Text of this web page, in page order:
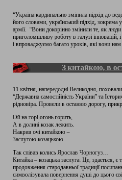
“Україна кардинально змінила підхід до
його словами, український підхід, зокрема
армії. “Вони докорінно змінили те, як
приголомшливу роботу в галузі
і впроваджуємо багато уроків, які вони
З китайкою, в
11 квітня, напередодні Великодня,
“Державна самостійність України” та
рідновіра. Провели в останню дорогу,
Ой на горі огонь горить,
А в долині козак лежить.
Накрив очі китайкою –
Заслугою козацькою.
Так співав колись Ярослав Чорногуз…
Китайка – козацька заслуга. Це, здається, є
продовження стародавньої традиції
символізувала повернення душі до цього